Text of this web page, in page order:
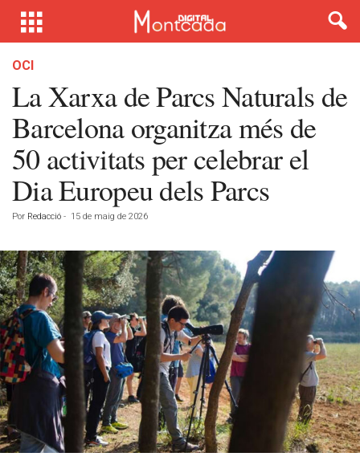
OCI
La Xarxa de Parcs Naturals de
Barcelona organitza més de
50 activitats per celebrar el
Dia Europeu dels Parcs
Por Redacció - 15 de maig de 2026